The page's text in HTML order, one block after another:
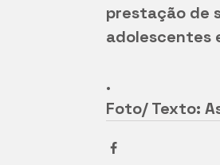
prestação de
adolescentes
.
Foto/ Texto: